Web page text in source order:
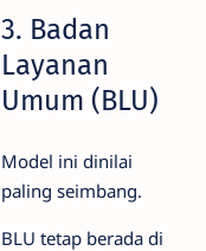
3. Badan
Layanan
Umum (BLU)
Model ini dinilai
paling seimbang.
BLU tetap berada di